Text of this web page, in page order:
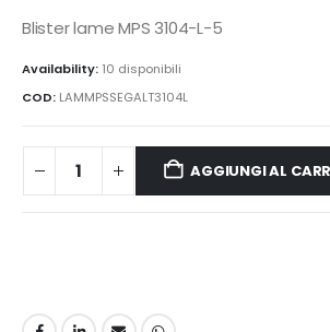
Blister lame MPS 3104-L-5
Availability: 10 disponibili
COD: LAMMPSSEGALT3104L
AGGIUNGI AL